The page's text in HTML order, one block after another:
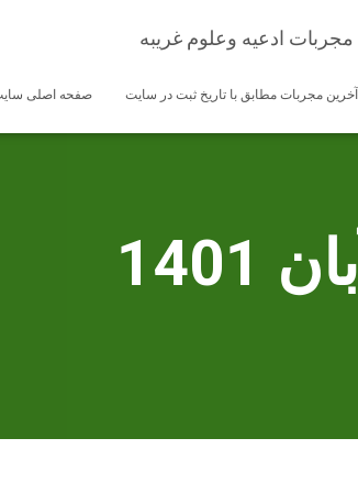
مجربات ادعیه وعلوم غریبه
صفحه اصلی آخرین مجربات مطابق با تاریخ ثبت در سایت
آبان 1401